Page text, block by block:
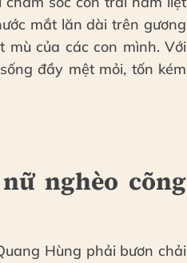
mắt lăn dài trên gương
mù của các con mình. Với
đầy mệt mỏi, tốn kém
nghèo cõng
Hùng phải bươn chải